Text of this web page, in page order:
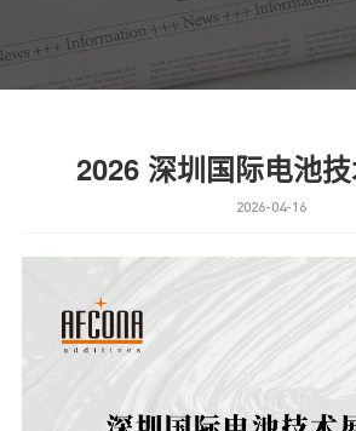
2026 深圳国际电池
2026-04-16